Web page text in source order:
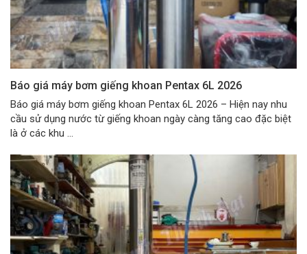
Báo giá máy bơm giếng khoan Pentax 6L 2026
Báo giá máy bơm giếng khoan Pentax 6L 2026 – Hiện nay nhu
cầu sử dụng nước từ giếng khoan ngày càng tăng cao đặc biệt
là ở các khu ...